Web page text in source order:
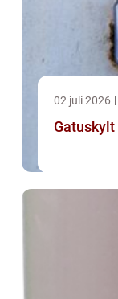
02 juli 2026